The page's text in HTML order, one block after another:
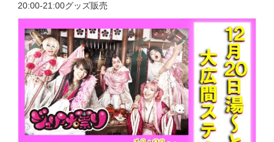
20:00-21:00グッズ販売